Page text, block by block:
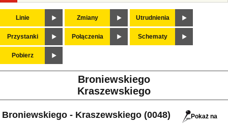
Linie Zmiany Utrudnienia
Przystanki Połączenia Schematy
Pobierz
Broniewskiego
Kraszewskiego
Broniewskiego - Kraszewskiego (0048)
Pokaż na